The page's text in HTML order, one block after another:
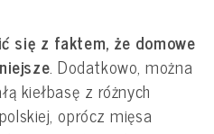
się z faktem, że domowe
. Dodatkowo, można
kiełbasę z różnych
oprócz mięsa